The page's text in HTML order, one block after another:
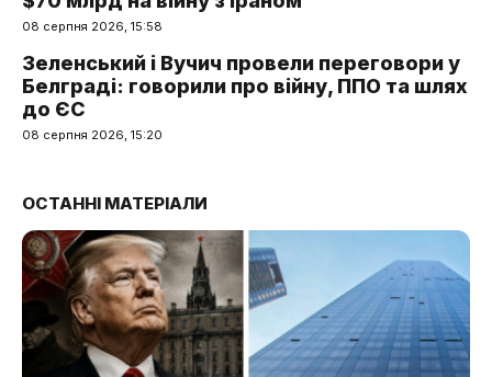
08 серпня 2026, 15:58
Зеленський і Вучич провели переговори у
Белграді: говорили про війну, ППО та шлях
до ЄС
08 серпня 2026, 15:20
ОСТАННІ МАТЕРІАЛИ